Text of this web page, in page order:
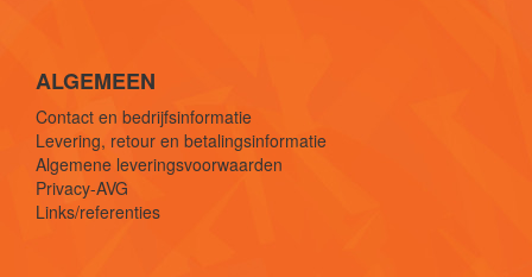
ALGEMEEN
Contact en bedrijfsinformatie
Levering, retour en betalingsinformatie
Algemene leveringsvoorwaarden
Privacy-AVG
Links/referenties